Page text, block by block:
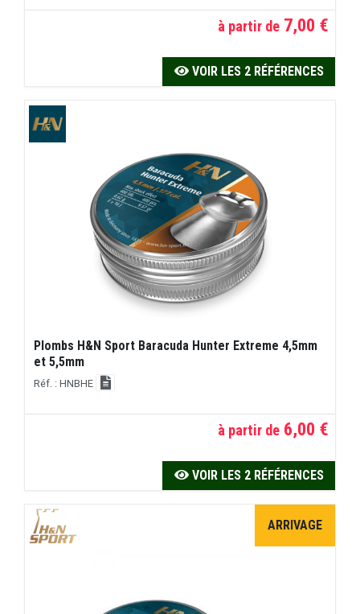
à partir de 7,00 €
VOIR LES 2 RÉFÉRENCES
Plombs H&N Sport Baracuda Hunter Extreme 4,5mm
et 5,5mm
Réf. : HNBHE
à partir de 6,00 €
VOIR LES 2 RÉFÉRENCES
ARRIVAGE